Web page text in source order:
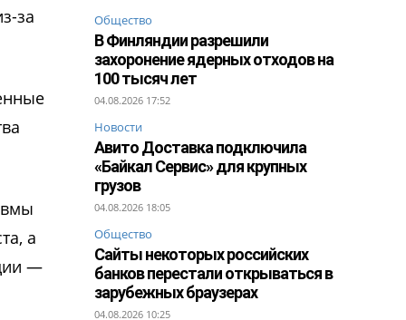
за
а
—
Общество
В Финляндии разрешили
захоронение ядерных отходов на
100 тысяч лет
04.08.2026 17:52
Новости
Авито Доставка подключила
«Байкал Сервис» для крупных
грузов
04.08.2026 18:05
Общество
Сайты некоторых российских
банков перестали открываться в
зарубежных браузерах
04.08.2026 10:25